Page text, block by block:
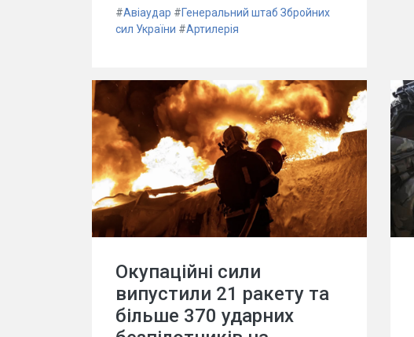
#Авіаудар #Генеральний штаб Збройних
сил України #Артилерія
Окупаційні сили
випустили 21 ракету та
більше 370 ударних